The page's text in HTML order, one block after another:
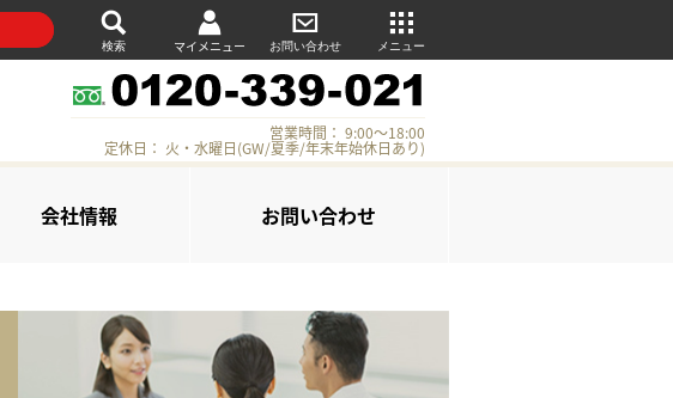
検索 マイメニュー お問い合わせ メニュー
営業時間： 9:00～18:00
定休日： 火・水曜日(GW/夏季/年末年始休日あり)
会社情報 お問い合わせ